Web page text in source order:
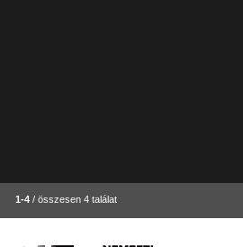
1-4 / összesen 4 találat